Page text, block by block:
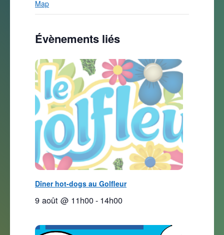
Map
Évènements liés
Dîner hot-dogs au Golfleur
9 août @ 11h00- 14h00